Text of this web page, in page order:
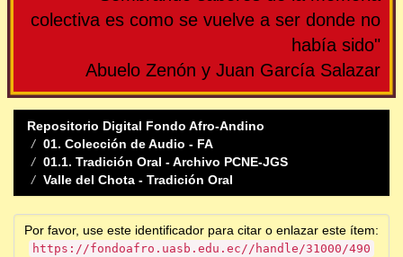
colectiva es como se vuelve a ser donde no
había sido"
Abuelo Zenón y Juan García Salazar
Repositorio Digital Fondo Afro-Andino
01. Colección de Audio - FA
01.1. Tradición Oral - Archivo PCNE-JGS
Valle del Chota - Tradición Oral
Por favor, use este identificador para citar o enlazar este ítem:
https://fondoafro.uasb.edu.ec//handle/31000/490